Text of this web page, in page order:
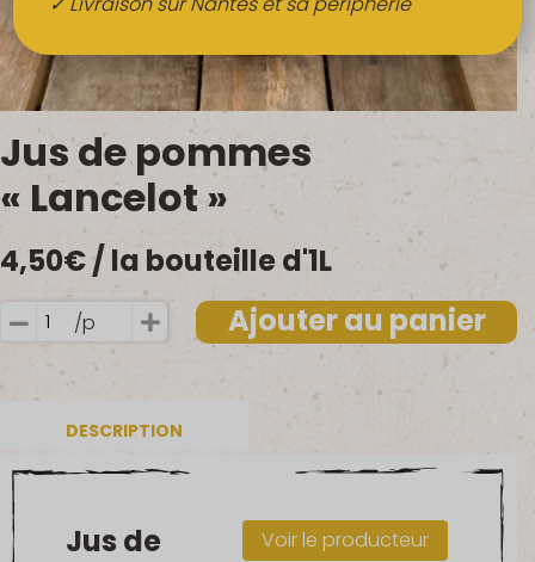
QUI SOMMES-NOUS ?
FRUITS BIO AU BUREAU
NOS PRODUCTEURS
NOS MARCHÉS
Jus de pommes
« Lancelot »
4,50€/ la bouteille d'1L
quantité
Jus
"Lancelot"
/p Ajouter au panier
DESCRIPTION
Voir le producteur
Jus de